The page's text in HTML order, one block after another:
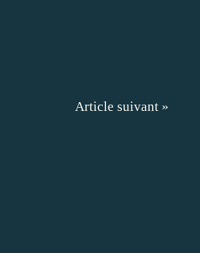
Article suivant »